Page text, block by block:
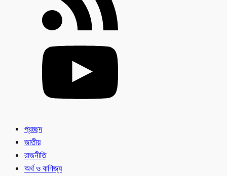
প্রচ্ছদ
জাতীয়
রাজনীতি
অর্থ ও বাণিজ্য